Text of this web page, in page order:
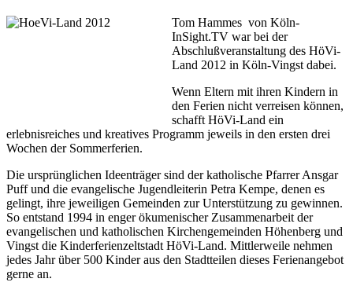
Tom Hammes von Köln-
InSight.TV war bei der
Abschlußveranstaltung des HöVi-
Land 2012 in Köln-Vingst dabei.
Wenn Eltern mit ihren Kindern in
den Ferien nicht verreisen können,
schafft HöVi-Land ein
erlebnisreiches und kreatives Programm jeweils in den ersten drei
Wochen der Sommerferien.
Die ursprünglichen Ideenträger sind der katholische Pfarrer Ansgar
Puff und die evangelische Jugendleiterin Petra Kempe, denen es
gelingt, ihre jeweiligen Gemeinden zur Unterstützung zu gewinnen.
So entstand 1994 in enger ökumenischer Zusammenarbeit der
evangelischen und katholischen Kirchengemeinden Höhenberg und
Vingst die Kinderferienzeltstadt HöVi-Land. Mittlerweile nehmen
jedes Jahr über 500 Kinder aus den Stadtteilen dieses Ferienangebot
gerne an.